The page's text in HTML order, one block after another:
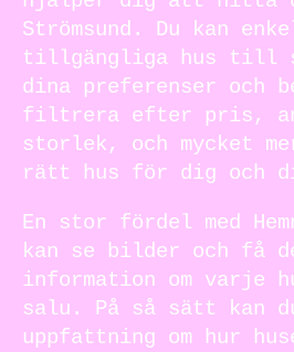
Strömsund. Du kan
tillgängliga hus till
dina preferenser och
filtrera efter pris,
storlek, och mycket
rätt hus för dig och
En stor fördel med
kan se bilder och få
information om varje
salu. På så sätt kan
uppfattning om hur